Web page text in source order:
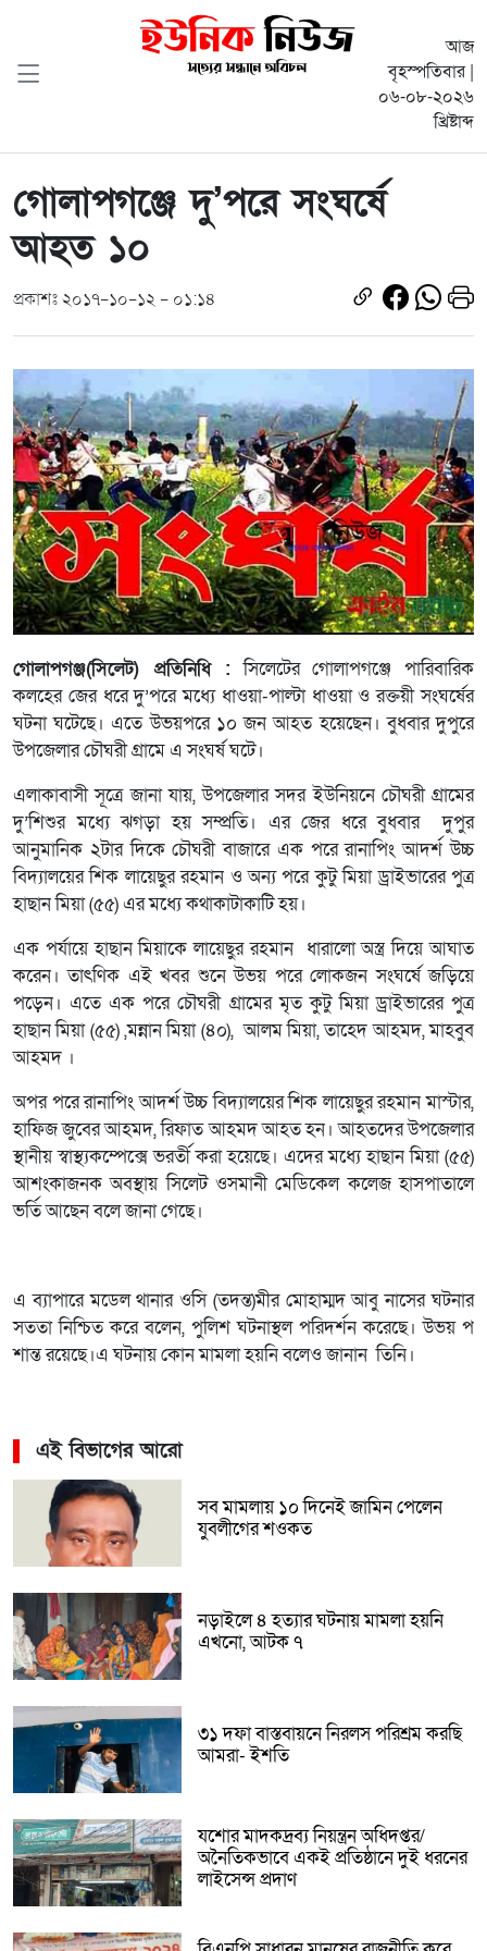
আজ
বৃহস্পতিবার |
০৬-০৮-২০২৬
খ্রিষ্টাব্দ
গোলাপগঞ্জে দু’পরে সংঘর্ষে
আহত ১০
প্রকাশঃ ২০১৭-১০-১২ - ০১:১৪
গোলাপগঞ্জ(সিলেট) প্রতিনিধি : সিলেটের গোলাপগঞ্জে পারিবারিক
কলহের জের ধরে দু’পরে মধ্যে ধাওয়া-পাল্টা ধাওয়া ও রক্তয়ী সংঘর্ষের
ঘটনা ঘটেছে। এতে উভয়পরে ১০ জন আহত হয়েছেন। বুধবার দুপুরে
উপজেলার চৌঘরী গ্রামে এ সংঘর্ষ ঘটে।
এলাকাবাসী সূত্রে জানা যায়, উপজেলার সদর ইউনিয়নে চৌঘরী গ্রামের
দু’শিশুর মধ্যে ঝগড়া হয় সম্প্রতি। এর জের ধরে বুধবার দুপুর
আনুমানিক ২টার দিকে চৌঘরী বাজারে এক পরে রানাপিং আদর্শ উচ্চ
বিদ্যালয়ের শিক লায়েছুর রহমান ও অন্য পরে কুটু মিয়া ড্রাইভারের পুত্র
হাছান মিয়া (৫৫) এর মধ্যে কথাকাটাকাটি হয়।
এক পর্যায়ে হাছান মিয়াকে লায়েছুর রহমান ধারালো অস্ত্র দিয়ে আঘাত
করেন। তাৎণিক এই খবর শুনে উভয় পরে লোকজন সংঘর্ষে জড়িয়ে
পড়েন। এতে এক পরে চৌঘরী গ্রামের মৃত কুটু মিয়া ড্রাইভারের পুত্র
হাছান মিয়া (৫৫) ,মন্নান মিয়া (৪০), আলম মিয়া, তাহেদ আহমদ, মাহবুব
আহমদ ।
অপর পরে রানাপিং আদর্শ উচ্চ বিদ্যালয়ের শিক লায়েছুর রহমান মাস্টার,
হাফিজ জুবের আহমদ, রিফাত আহমদ আহত হন। আহতদের উপজেলার
স্থানীয় স্বাস্থ্যকম্পেক্সে ভরর্তী করা হয়েছে। এদের মধ্যে হাছান মিয়া (৫৫)
আশংকাজনক অবস্থায় সিলেট ওসমানী মেডিকেল কলেজ হাসপাতালে
ভর্তি আছেন বলে জানা গেছে।
এ ব্যাপারে মডেল থানার ওসি (তদন্ত)মীর মোহাম্মদ আবু নাসের ঘটনার
সততা নিশ্চিত করে বলেন, পুলিশ ঘটনাস্থল পরিদর্শন করেছে। উভয় প
শান্ত রয়েছে।এ ঘটনায় কোন মামলা হয়নি বলেও জানান তিনি।
এই বিভাগের আরো
সব মামলায় ১০ দিনেই জামিন পেলেন
যুবলীগের শওকত
নড়াইলে ৪ হত্যার ঘটনায় মামলা হয়নি
এখনো, আটক ৭
৩১ দফা বাস্তবায়নে নিরলস পরিশ্রম করছি
আমরা- ইশতি
যশোর মাদকদ্রব্য নিয়ন্ত্রন অধিদপ্তর/
অনৈতিকভাবে একই প্রতিষ্ঠানে দুই ধরনের
লাইসেন্স প্রদাণ